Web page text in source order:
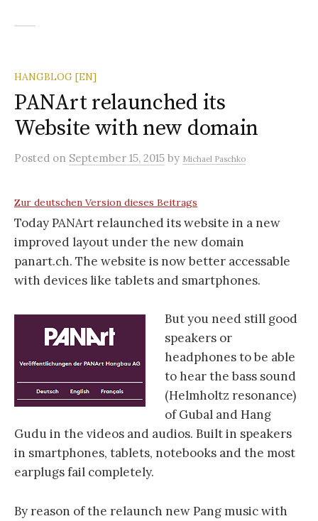
HANGBLOG [EN]
PANArt relaunched its
Website with new domain
Posted on September 15, 2015 by Michael Paschko
Zur deutschen Version dieses Beitrags
Today PANArt relaunched its website in a new
improved layout under the new domain
panart.ch. The website is now better accessable
with devices like tablets and smartphones.
But you need still good
speakers or
headphones to be able
to hear the bass sound
(Helmholtz resonance)
of Gubal and Hang
Gudu in the videos and audios. Built in speakers
in smartphones, tablets, notebooks and the most
earplugs fail completely.
By reason of the relaunch new Pang music with